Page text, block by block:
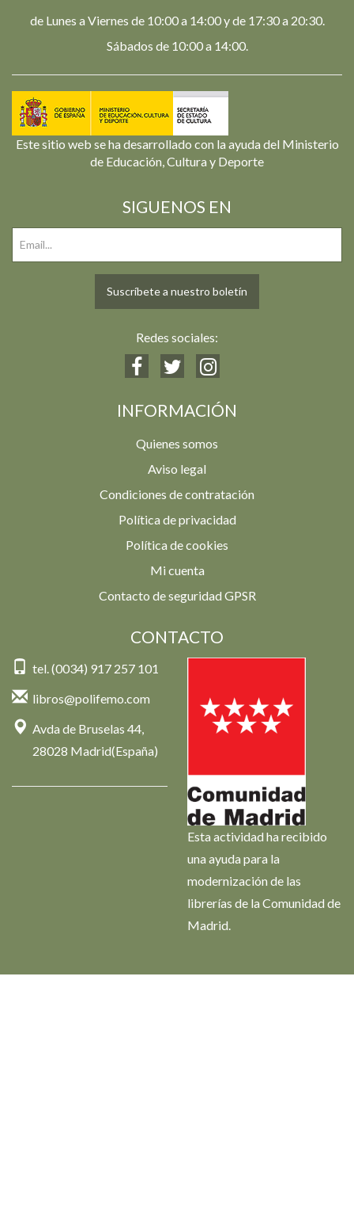
de Lunes a Viernes de 10:00 a 14:00 y de 17:30 a 20:30.
Sábados de 10:00 a 14:00.
Este sitio web se ha desarrollado con la ayuda del Ministerio
de Educación, Cultura y Deporte
SIGUENOS EN
Suscríbete a nuestro boletín
Redes sociales:
INFORMACIÓN
Quienes somos
Aviso legal
Condiciones de contratación
Política de privacidad
Política de cookies
Mi cuenta
Contacto de seguridad GPSR
CONTACTO
tel. (0034) 917 257 101
libros@polifemo.com
Avda de Bruselas 44,
28028 Madrid(España)
Esta actividad ha recibido
una ayuda para la
modernización de las
librerías de la Comunidad de
Madrid.